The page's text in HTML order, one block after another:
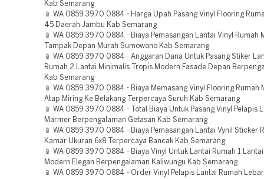
Kab Semarang
📱 WA 0859 3970 0884 - Harga Upah Pasang Vinyl Flooring
45 Daerah Jambu Kab Semarang
📱 WA 0859 3970 0884 - Biaya Pemasangan Lantai Vinyl Rumah
Tampak Depan Murah Sumowono Kab Semarang
📱 WA 0859 3970 0884 - Anggaran Dana Untuk Pasang Stiker
Rumah 2 Lantai Minimalis Tropis Modern Fasade Depan
Kab Semarang
📱 WA 0859 3970 0884 - Biaya Memasang Vinyl Flooring Rumah
Atap Miring Ke Belakang Terpercaya Suruh Kab Semarang
📱 WA 0859 3970 0884 - Total Biaya Untuk Pasang Vinyl Pelapis
Marmer Berpengalaman Getasan Kab Semarang
📱 WA 0859 3970 0884 - Biaya Pemasangan Lantai Vynil Sticker
Kamar Ukuran 6x8 Terpercaya Bancak Kab Semarang
📱 WA 0859 3970 0884 - Biaya Vinyl Untuk Lantai Rumah 1
Modern Elegan Berpengalaman Kaliwungu Kab Semarang
📱 WA 0859 3970 0884 - Order Vinyl Pelapis Lantai Rumah